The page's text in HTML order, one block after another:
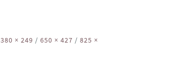
380 × 249 / 650 × 427 / 825 ×